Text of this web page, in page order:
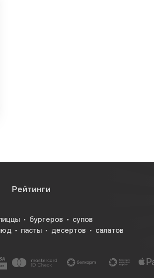
Рейтинги
бургеров
супов
пасты десертов
салатов